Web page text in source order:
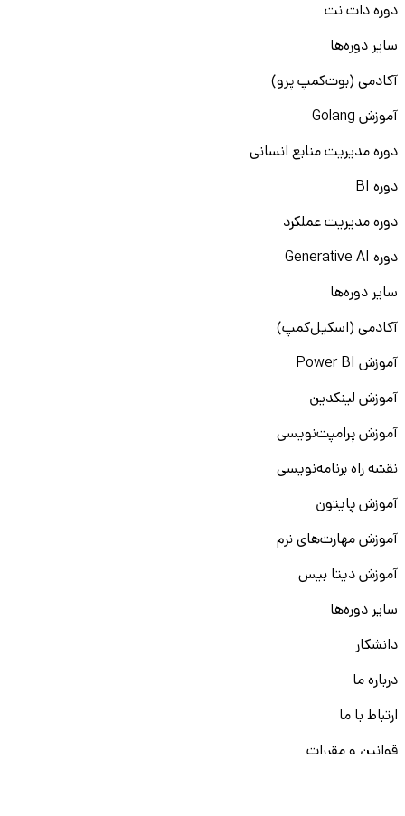
دوره دات نت
سایر دوره‌ها
آکادمی (بوت‌کمپ پرو)
آموزش Golang
دوره مدیریت منابع انسانی
دوره BI
دوره مدیریت عملکرد
دوره Generative AI
سایر دوره‌ها
آکادمی (اسکیل‌کمپ)
آموزش Power BI
آموزش لینکدین
آموزش پرامپت‌نویسی
نقشه راه برنامه‌نویسی
آموزش پایتون
آموزش مهارت‌های نرم
آموزش دیتا بیس
سایر دوره‌ها
دانشکار
درباره ما
ارتباط با ما
قوانین و مقررات